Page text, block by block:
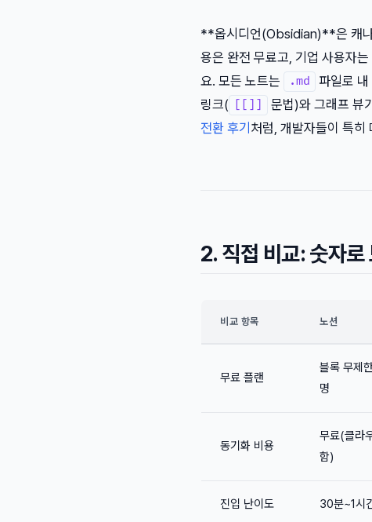
**옵시디언(Obsidian)**은 캐나
용은 완전 무료고, 기업 사용자
요. 모든 노트는
.md
파일로
링크(
문법)와 그래프 뷰
전환 후기처럼, 개발자들이 특히
2. 직접 비교: 숫자로
비교 항목 노션
무료 플랜
블록 무제
명
동기화 비용
무료(클라
함)
진입 난이도 30분~1시